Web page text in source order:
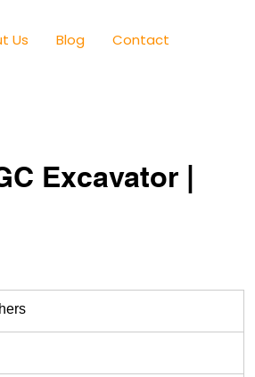
Us Blog Contact
Excavator |